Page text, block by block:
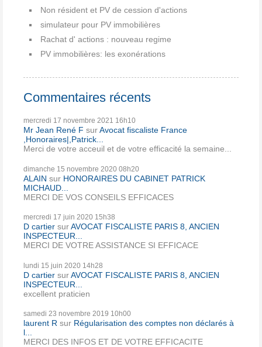
Non résident et PV de cession d'actions
simulateur pour PV immobilières
Rachat d' actions : nouveau regime
PV immobilières: les exonérations
Commentaires récents
mercredi 17 novembre 2021 16h10
Mr Jean René F surAvocat fiscaliste France
,Honoraires|,Patrick...
Merci de votre acceuil et de votre efficacité la semaine...
dimanche 15 novembre 2020 08h20
ALAIN sur HONORAIRES DU CABINET PATRICK
MICHAUD...
MERCI DE VOS CONSEILS EFFICACES
mercredi 17 juin 2020 15h38
D cartier surAVOCAT FISCALISTE PARIS 8, ANCIEN
INSPECTEUR...
MERCI DE VOTRE ASSISTANCE SI EFFICACE
lundi 15 juin 2020 14h28
D cartier surAVOCAT FISCALISTE PARIS 8, ANCIEN
INSPECTEUR...
excellent praticien
samedi 23 novembre 2019 10h00
laurent R sur Régularisation des comptes non déclarés à
l...
MERCI DES INFOS ET DE VOTRE EFFICACITE